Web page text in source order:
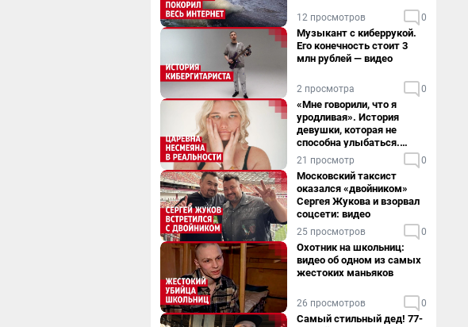
12 просмотров 0
Музыкант с киберрукой.
Его конечность стоит 3
млн рублей — видео
2 просмотра 0
«Мне говорили, что я
уродливая». История
девушки, которая не
способна улыбаться.
Видео
21 просмотр 0
Московский таксист
оказался «двойником»
Сергея Жукова и взорвал
соцсети: видео
25 просмотров 0
Охотник на школьниц:
видео об одном из самых
жестоких маньяков
26 просмотров 0
Самый стильный дед! 77-